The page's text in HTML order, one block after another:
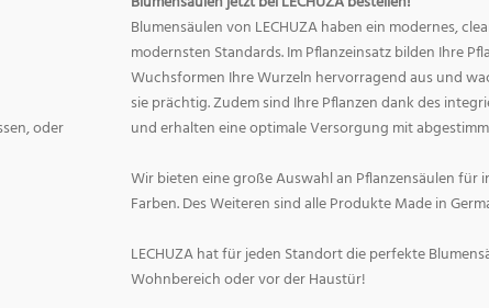
oder
Blumensäulen von LECHUZA haben ein modernes,
modernsten Standards. Im Pflanzeinsatz bilden Ihre
Wuchsformen Ihre Wurzeln hervorragend aus und
sie prächtig. Zudem sind Ihre Pflanzen dank des
und erhalten eine optimale Versorgung mit
Wir bieten eine große Auswahl an Pflanzensäulen
Farben. Des Weiteren sind alle Produkte Made in
LECHUZA hat für jeden Standort die perfekte
Wohnbereich oder vor der Haustür!